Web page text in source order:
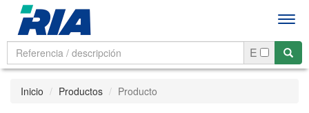
E
Inicio Productos Producto